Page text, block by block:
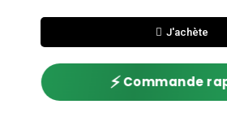
J'achète
⚡Commande